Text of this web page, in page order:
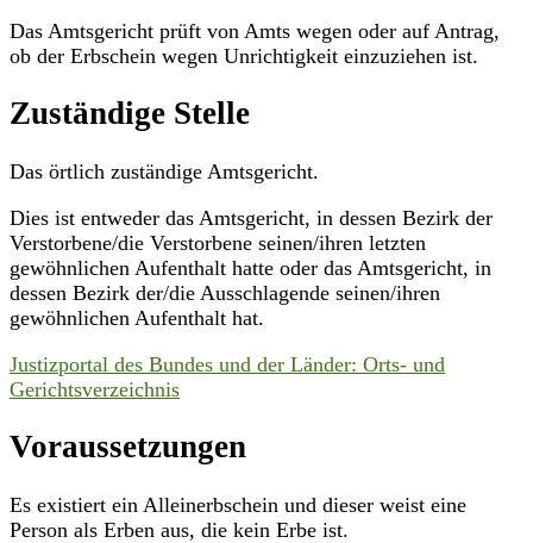
Das Amtsgericht prüft von Amts wegen oder auf Antrag,
ob der Erbschein wegen Unrichtigkeit einzuziehen ist.
Zuständige Stelle
Das örtlich zuständige Amtsgericht.
Dies ist entweder das Amtsgericht, in dessen Bezirk der
Verstorbene/die Verstorbene seinen/ihren letzten
gewöhnlichen Aufenthalt hatte oder das Amtsgericht, in
dessen Bezirk der/die Ausschlagende seinen/ihren
gewöhnlichen Aufenthalt hat.
Justizportal des Bundes und der Länder: Orts- und
Gerichtsverzeichnis
Voraussetzungen
Es existiert ein Alleinerbschein und dieser weist eine
Person als Erben aus, die kein Erbe ist.